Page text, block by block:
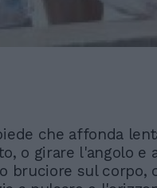
che affonda
o girare l'angolo e
bruciore sul corpo,